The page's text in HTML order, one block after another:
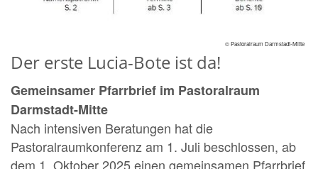
© Pastoralraum Darmstadt-Mitte
Der erste Lucia-Bote ist da!
Gemeinsamer Pfarrbrief im Pastoralraum
Darmstadt-Mitte
Nach intensiven Beratungen hat die
Pastoralraumkonferenz am 1. Juli beschlossen, ab
dem 1. Oktober 2025 einen gemeinsamen Pfarrbrief